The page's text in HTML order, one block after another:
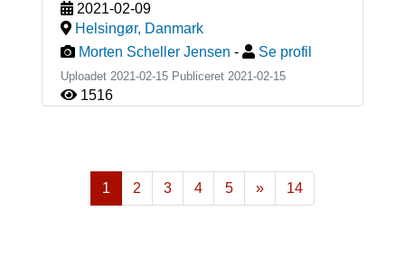
2021-02-09
Helsingør, Danmark
Morten Scheller Jensen - Se profil
Uploadet 2021-02-15 Publiceret 2021-02-15
1516
1 2 3 4 5
»
Næste
14